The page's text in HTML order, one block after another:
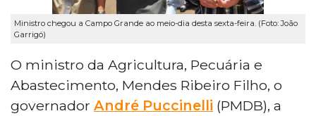
Ministro chegou a Campo Grande ao meio-dia desta sexta-feira. (Foto: João
Garrigó)
O ministro da Agricultura, Pecuária e
Abastecimento, Mendes Ribeiro Filho, o
governador André Puccinelli (PMDB), a